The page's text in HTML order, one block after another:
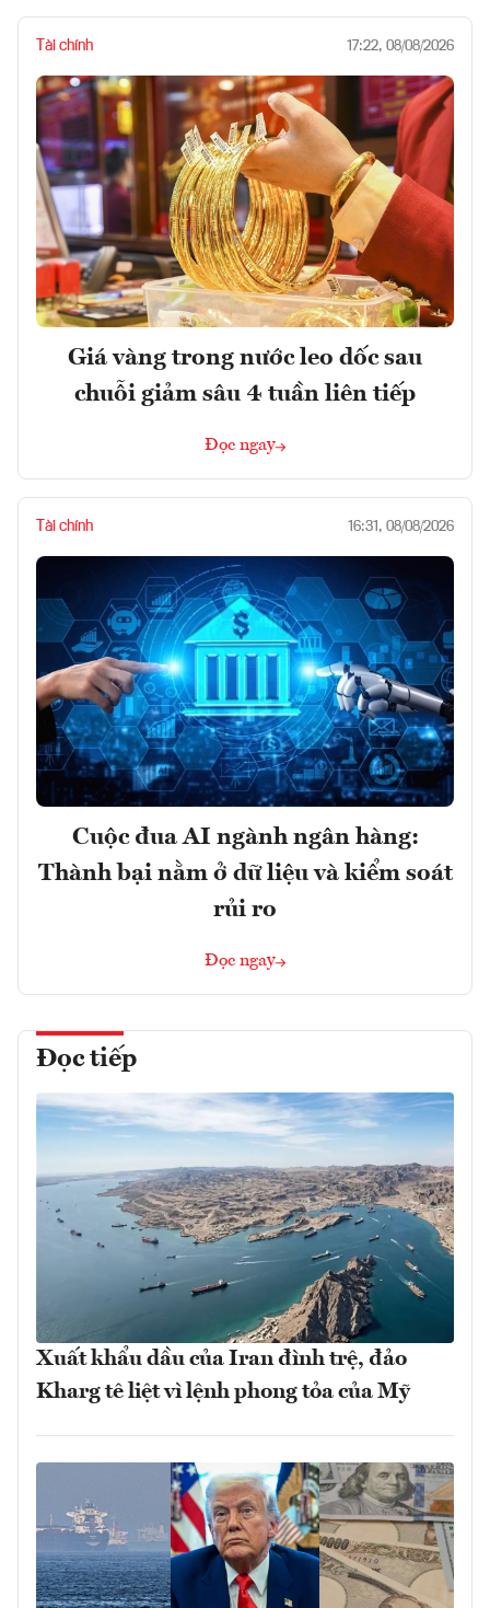
Tài chính 17:22, 08/08/2026
Giá vàng trong nước leo dốc sau
chuỗi giảm sâu 4 tuần liên tiếp
Đọc ngay
Tài chính 16:31, 08/08/2026
Cuộc đua AI ngành ngân hàng:
Thành bại nằm ở dữ liệu và kiểm soát
rủi ro
Đọc ngay
Đọc tiếp
Xuất khẩu dầu của Iran đình trệ, đảo
Kharg tê liệt vì lệnh phong tỏa của Mỹ